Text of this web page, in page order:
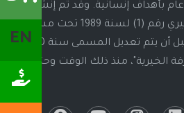
EN
بأهداف إنسانية. وقد تم إنشاء
ذلك الصرح بالمرسوم الأميري رقم (1) لسنة 1989 تحت مسمى
"جمعية الأعمال الخيرية" قبل أن يتم تعديل المسمى سنة 2000م،
الخيرية"، منذ ذلك الوقت وحتى الآن